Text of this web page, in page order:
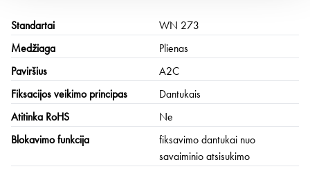
Standartai WN 273
Medžiaga Plienas
Paviršius A2C
Fiksacijos veikimo principas Dantukais
Atitinka RoHS Ne
Blokavimo funkcija
fiksavimo dantukai nuo
savaiminio atsisukimo